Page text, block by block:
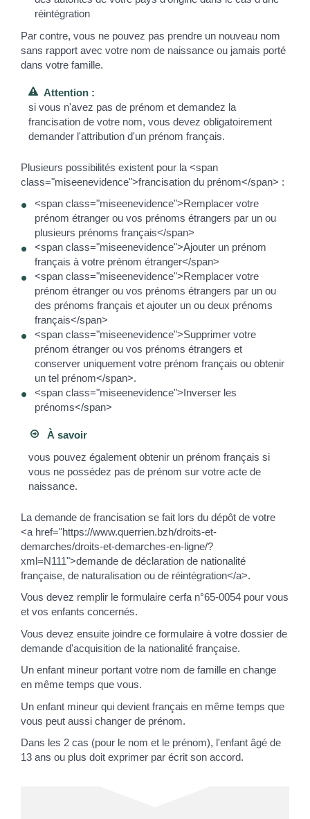
réintégration
Par contre, vous ne pouvez pas prendre un nouveau nom
sans rapport avec votre nom de naissance ou jamais porté
dans votre famille.
Attention :
si vous n'avez pas de prénom et demandez la
francisation de votre nom, vous devez obligatoirement
demander l'attribution d'un prénom français.
Plusieurs possibilités existent pour la <span
class="miseenevidence">francisation du prénom</span> :
<span class="miseenevidence">Remplacer votre
prénom étranger ou vos prénoms étrangers par un ou
plusieurs prénoms français</span>
<span class="miseenevidence">Ajouter un prénom
français à votre prénom étranger</span>
<span class="miseenevidence">Remplacer votre
prénom étranger ou vos prénoms étrangers par un ou
des prénoms français et ajouter un ou deux prénoms
français</span>
<span class="miseenevidence">Supprimer votre
prénom étranger ou vos prénoms étrangers et
conserver uniquement votre prénom français ou obtenir
un tel prénom</span>.
<span class="miseenevidence">Inverser les
prénoms</span>
À savoir
vous pouvez également obtenir un prénom français si
vous ne possédez pas de prénom sur votre acte de
naissance.
La demande de francisation se fait lors du dépôt de votre
<a href="https://www.querrien.bzh/droits-et-
demarches/droits-et-demarches-en-ligne/?
xml=N111">demande de déclaration de nationalité
française, de naturalisation ou de réintégration</a>.
Vous devez remplir le formulaire cerfa n°65-0054 pour vous
et vos enfants concernés.
Vous devez ensuite joindre ce formulaire à votre dossier de
demande d'acquisition de la nationalité française.
Un enfant mineur portant votre nom de famille en change
en même temps que vous.
Un enfant mineur qui devient français en même temps que
vous peut aussi changer de prénom.
Dans les 2 cas (pour le nom et le prénom), l'enfant âgé de
13 ans ou plus doit exprimer par écrit son accord.